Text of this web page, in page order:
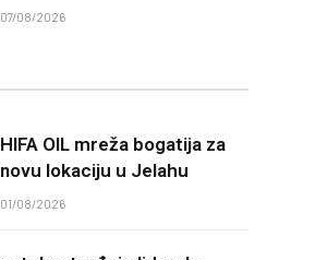
07/08/2026
HIFA OIL mreža bogatija za
novu lokaciju u Jelahu
01/08/2026